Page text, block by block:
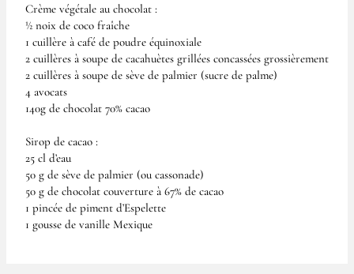
Crème végétale au chocolat :
½ noix de coco fraîche
1 cuillère à café de poudre équinoxiale
2 cuillères à soupe de cacahuètes grillées concassées grossièrement
2 cuillères à soupe de sève de palmier (sucre de palme)
4 avocats
140g de chocolat 70% cacao
Sirop de cacao :
25 cl d’eau
50 g de sève de palmier (ou cassonade)
50 g de chocolat couverture à 67% de cacao
1 pincée de piment d’Espelette
1 gousse de vanille Mexique